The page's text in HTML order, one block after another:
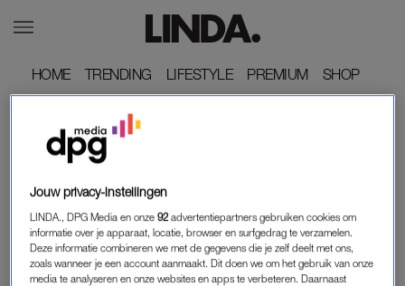
HOME
HOME TRENDING
TRENDING LIFESTYLE
LIFESTYLE PREMIUM
PREMIUM SHOP
SHOP
STAGEPLEKKEN
STAGEPLEKKEN
LINDA.meiden
STAGEPLEKKEN
Marketing stagiair
STAGEPLEKKEN
Digitaal vormgeef stagiair
LINDA.
Jouw privacy-instellingen
LINDA., DPG Media en onze92 advertentiepartners gebruiken cookies om
informatie over je apparaat, locatie, browser en surfgedrag te verzamelen.
Deze informatie combineren we met de gegevens die je zelf deelt met ons,
zoals wanneer je een account aanmaakt. Dit doen we om het gebruik van onze
media te analyseren en onze websites en apps te verbeteren. Daarnaast